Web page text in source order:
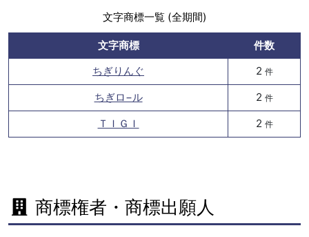
文字商標一覧 (全期間)
文字商標
件数
ちぎりんぐ
2 件
ちぎロ−ル 2 件
ＴＩＧＩ 2 件
商標権者・商標出願人